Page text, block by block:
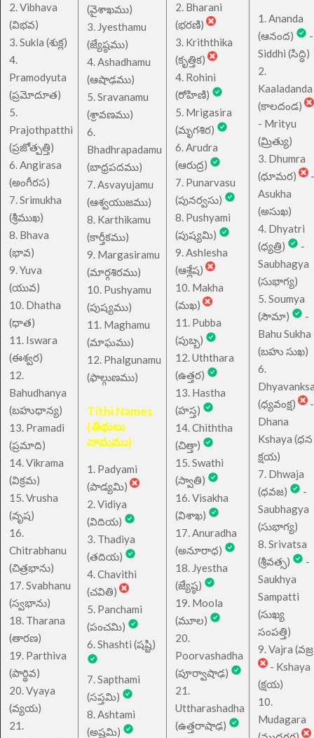
2. Vibhava
(విభవ)
3. Sukla (శుక్ల)
4.
Pramodyuta
(ప్రమోదూత)
5.
Prajothpatthi
(ప్రజోత్పత్తి)
6. Angirasa
(అంగీరస)
7. Srimukha
(శ్రీముఖ)
8. Bhava
(భావ)
9. Yuva
(యువ)
10. Dhatha
(ధాత)
11. Iswara
(ఈశ్వర)
12.
Bahudhanya
(బహుధాన్య)
13. Pramadi
(ప్రమాది)
14. Vikrama
(విక్రమ)
15. Vrusha
(వృష)
16.
Chitrabhanu
(చిత్రభాను)
17. Svabhanu
(స్వభాను)
18. Tharana
(తారణ)
19. Parthiva
(పార్థివ)
20. Vyaya
(వ్యయ)
21.
(వైశాఖము)
3. Jyesthamu
(జ్యేష్ఠము)
4. Ashadhamu
(ఆషాఢము)
5. Sravanamu
(శ్రావణము)
6.
Bhadhrapadamu
(బాధ్రపదము)
7. Asvayujamu
(ఆశ్వయుజము)
8. Karthikamu
(కార్తీకము)
9. Margasiramu
(మార్గశిరము)
10. Pushyamu
(పుష్యము)
11. Maghamu
(మాఘము)
12. Phalgunamu
(ఫాల్గుణము)
Tithi Names
(తిథులు
నామము)
1. Padyami
(పాడ్యమి)
2. Vidiya
(విదియ)
3. Thadiya
(తదియ)
4. Chavithi
(చవితి)
5. Panchami
(పంచమి)
6. Shashti (షష్టి)
7. Sapthami
(సప్తమి)
8. Ashtami
(అష్టమి)
2. Bharani
(భరణి)
3. Kriththika
(కృత్తిక)
4. Rohini
(రోహిణి)
5. Mrigasira
(మృగశిర)
6. Arudra
(ఆరుద్ర)
7. Punarvasu
(పునర్వసు)
8. Pushyami
(పుష్యమి)
9. Ashlesha
(ఆశ్లేష)
10. Makha
(మఖ)
11. Pubba
(పుబ్బ)
12. Uththara
(ఉత్తర)
13. Hastha
(హస్త)
14. Chiththa
(చిత్తా)
15. Swathi
(స్వాతి)
16. Visakha
(విశాఖ)
17. Anuradha
(అనూరాధ)
18. Jyestha
(జ్యేష్ఠ)
19. Moola
(మూల)
20.
Poorvashadha
(పూర్వాషాఢ)
21.
Uttharashadha
(ఉత్తరాషాఢ)
1. Ananda
(ఆనంద)
-
Siddhi (సిద్ధి)
2.
Kaaladanda
(కాలదండ)
- Mrityu
(మ్రిత్యు)
3. Dhumra
(ధూమర)
-
Asukha
(అసుఖ)
4. Dhyatri
(ధ్యత్రి)
-
Saubhagya
(సుభాగ్య)
5. Soumya
(సౌమా)
-
Bahu Sukha
(బహు సుఖ)
6.
(ధ్యవంక్ష)
-
Dhana
Kshaya (ధన
క్షయ)
7. Dhwaja
(ధవజ)
-
Saubhagya
(సుభాగ్య)
8. Srivatsa
(శ్రీవత్స)
-
Saukhya
Sampatti
(సుఖ్య
సంపత్తి)
9. Vajra
- Kshaya
(క్షయ)
10.
Mudagara